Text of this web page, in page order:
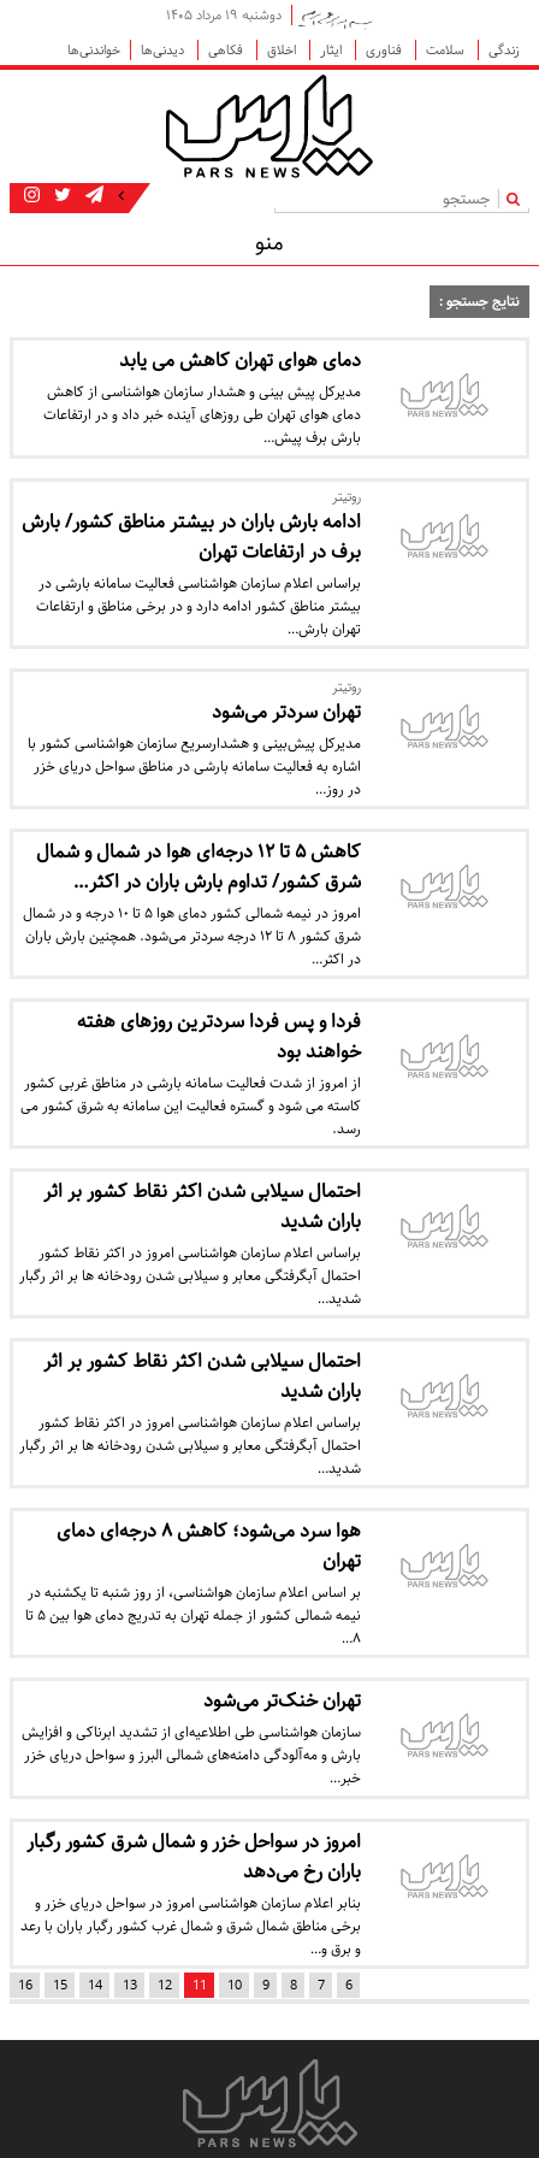
دوشنبه ۱۹ مرداد ۱۴۰۵
زندگی
سلامت فناوری ایثار اخلاق فکاهی دیدنی‌ها خواندنی‌ها
|
منو
نتایج جستجو :
دمای هوای تهران کاهش می یابد
مدیرکل پیش بینی و هشدار سازمان هواشناسی از کاهش
دمای هوای تهران طی روزهای آینده خبر داد و در ارتفاعات
بارش برف پیش…
روتیتر
ادامه بارش باران در بیشتر مناطق کشور/ بارش
برف در ارتفاعات تهران
براساس اعلام سازمان هواشناسی فعالیت سامانه بارشی در
بیشتر مناطق کشور ادامه دارد و در برخی مناطق و ارتفاعات
تهران بارش…
روتیتر
تهران سردتر می‌شود
مدیرکل پیش‌بینی و هشدارسریع سازمان هواشناسی کشور با
اشاره به فعالیت سامانه بارشی در مناطق سواحل دریای خزر
در روز…
کاهش ۵ تا ۱۲ درجه‌ای هوا در شمال و شمال
شرق کشور/ تداوم بارش باران در اکثر…
امروز در نیمه شمالی کشور دمای هوا ۵ تا ۱۰ درجه و در شمال
شرق کشور ۸ تا ۱۲ درجه سردتر می‌شود. همچنین بارش باران
در اکثر…
فردا و پس فردا سردترین روزهای هفته
خواهند بود
از امروز از شدت فعالیت سامانه بارشی در مناطق غربی کشور
کاسته می شود و گستره فعالیت این سامانه به شرق کشور می
رسد.
احتمال سیلابی شدن اکثر نقاط کشور بر اثر
باران شدید
براساس اعلام سازمان هواشناسی امروز در اکثر نقاط کشور
احتمال آبگرفتگی معابر و سیلابی شدن رودخانه ها بر اثر رگبار
شدید…
احتمال سیلابی شدن اکثر نقاط کشور بر اثر
باران شدید
براساس اعلام سازمان هواشناسی امروز در اکثر نقاط کشور
احتمال آبگرفتگی معابر و سیلابی شدن رودخانه ها بر اثر رگبار
شدید…
هوا سرد می‌شود؛ کاهش ۸ درجه‌ای دمای
تهران
بر اساس اعلام سازمان هواشناسی، از روز شنبه تا یکشنبه در
نیمه شمالی کشور از جمله تهران به تدریج دمای هوا بین ۵ تا
۸…
تهران خنک‌تر می‌شود
سازمان هواشناسی طی اطلاعیه‌ای از تشدید ابرناکی و افزایش
بارش و مه‌آلودگی دامنه‌های شمالی البرز و سواحل دریای خزر
خبر…
امروز در سواحل خزر و شمال شرق کشور رگبار
باران رخ می‌دهد
بنابر اعلام سازمان هواشناسی امروز در سواحل دریای خزر و
برخی مناطق شمال شرق و شمال غرب کشور رگبار باران با رعد
و برق و…
6
7
8
9
10
11
12
13
14
15
16